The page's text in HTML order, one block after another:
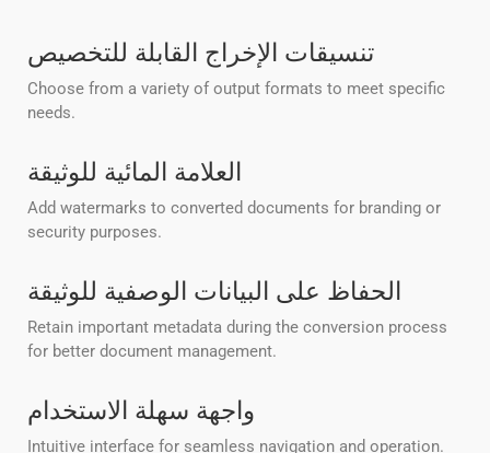
تنسيقات الإخراج القابلة للتخصيص
Choose from a variety of output formats to meet specific
needs.
العلامة المائية للوثيقة
Add watermarks to converted documents for branding or
security purposes.
الحفاظ على البيانات الوصفية للوثيقة
Retain important metadata during the conversion process
for better document management.
واجهة سهلة الاستخدام
Intuitive interface for seamless navigation and operation.